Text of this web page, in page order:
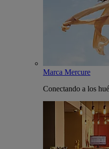
Marca Mercure
Conectando a los